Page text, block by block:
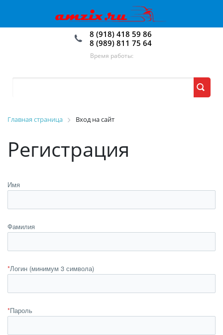
8 (918) 418 59 86
8 (989) 811 75 64
Время работы:
Главная страница Вход на сайт
Регистрация
Имя
Фамилия
*Логин (минимум 3 символа)
*Пароль